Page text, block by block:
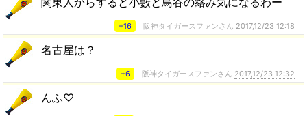
+16 阪神タイガースファンさん 2017,12/23 12:18
名古屋は？
+6 阪神タイガースファンさん 2017,12/23 12:32
んふ♡